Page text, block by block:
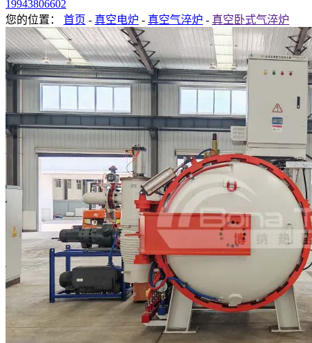
19943806602
您的位置： 首页 - 真空电炉 - 真空气淬炉 - 真空卧式气淬炉